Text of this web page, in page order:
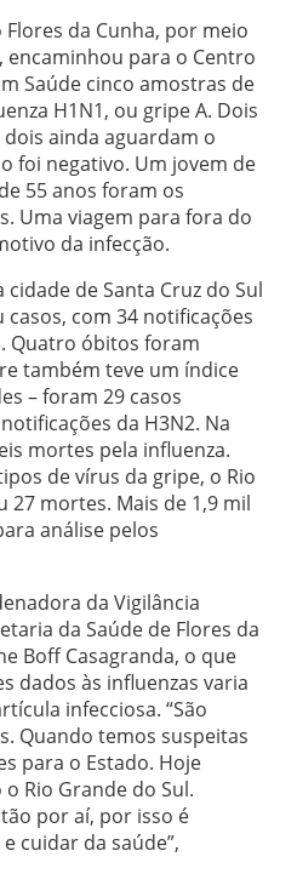
da Cunha, por meio
encaminhou para o Centro
Saúde cinco amostras de
H1N1, ou gripe A. Dois
ainda aguardam o
foi negativo. Um jovem de
55 anos foram os
Uma viagem para fora do
da infecção.
cidade de Santa Cruz do Sul
com 34 notificações
Quatro óbitos foram
também teve um índice
– foram 29 casos
da H3N2. Na
mortes pela influenza.
de vírus da gripe, o Rio
27 mortes. Mais de 1,9 mil
análise pelos
da Vigilância
da Saúde de Flores da
Boff Casagranda, o que
dados às influenzas varia
infecciosa. “São
Quando temos suspeitas
para o Estado. Hoje
Rio Grande do Sul.
por aí, por isso é
cuidar da saúde”,